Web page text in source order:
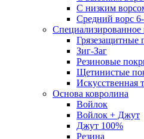
С низким
Средний ворс
Специализированное
Грязезащитные
Зиг-Заг
Резиновые
Щетинистые
Искусственная
Основа ковролина
Войлок
Войлок + Джут
Джут 100%
Резина